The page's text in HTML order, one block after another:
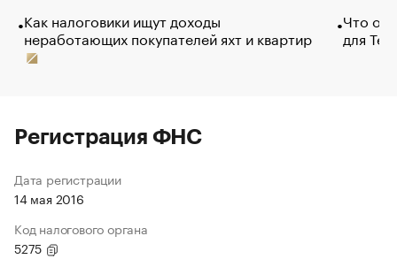
Как налоговики ищут доходы
неработающих покупателей яхт и квартир
Что
для
Регистрация ФНС
Дата регистрации
14 мая 2016
Код налогового органа
5275